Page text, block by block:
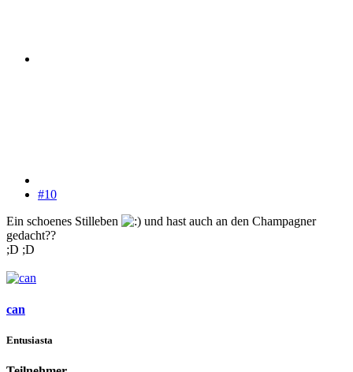
#10
Ein schoenes Stilleben
und hast auch an den Champagner
gedacht??
;D ;D
can
Entusiasta